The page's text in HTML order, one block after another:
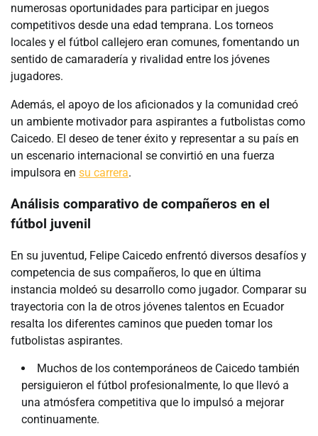
numerosas oportunidades para participar en juegos
competitivos desde una edad temprana. Los torneos
locales y el fútbol callejero eran comunes, fomentando un
sentido de camaradería y rivalidad entre los jóvenes
jugadores.
Además, el apoyo de los aficionados y la comunidad creó
un ambiente motivador para aspirantes a futbolistas como
Caicedo. El deseo de tener éxito y representar a su país en
un escenario internacional se convirtió en una fuerza
impulsora en su carrera.
Análisis comparativo de compañeros en el
fútbol juvenil
En su juventud, Felipe Caicedo enfrentó diversos desafíos y
competencia de sus compañeros, lo que en última
instancia moldeó su desarrollo como jugador. Comparar su
trayectoria con la de otros jóvenes talentos en Ecuador
resalta los diferentes caminos que pueden tomar los
futbolistas aspirantes.
Muchos de los contemporáneos de Caicedo también
persiguieron el fútbol profesionalmente, lo que llevó a
una atmósfera competitiva que lo impulsó a mejorar
continuamente.